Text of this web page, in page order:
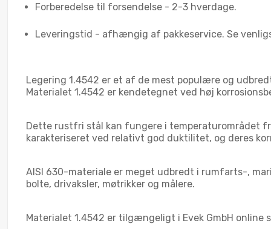
Forberedelse til forsendelse - 2-3 hverdage.
Leveringstid - afhængig af pakkeservice. Se
Legering 1.4542 er et af de mest populære og
Materialet 1.4542 er kendetegnet ved høj
Dette rustfri stål kan fungere i temperaturområdet
karakteriseret ved relativt god duktilitet, og deres
AISI 630-materiale er meget udbredt i rumfarts-,
bolte, drivaksler, møtrikker og målere.
Materialet 1.4542 er tilgængeligt i Evek GmbH